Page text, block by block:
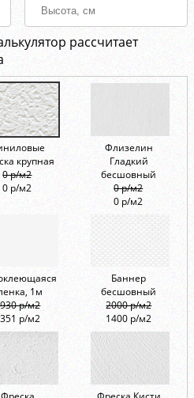
рассчитает
крупная
0 р/м2
0 р/м2
Флизелин
Гладкий
бесшовный
0 р/м2
0 р/м2
1м
р/м2
р/м2
Баннер
бесшовный
2000 р/м2
1400 р/м2